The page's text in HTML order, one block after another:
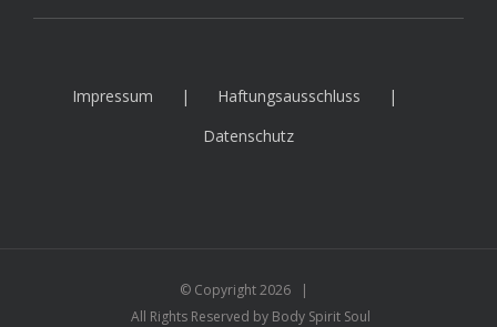
Impressum
Haftungsausschluss
Datenschutz
© Copyright2026 |
All Rights Reserved by Body Spirit Soul